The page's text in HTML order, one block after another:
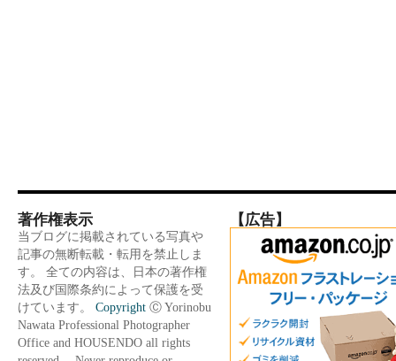
著作権表示
当ブログに掲載されている写真や
記事の無断転載・転用を禁止しま
す。 全ての内容は、日本の著作権
法及び国際条約によって保護を受
けています。 Copyright Ⓒ Yorinobu
Nawata Professional Photographer
Office and HOUSENDO all rights
【広告】